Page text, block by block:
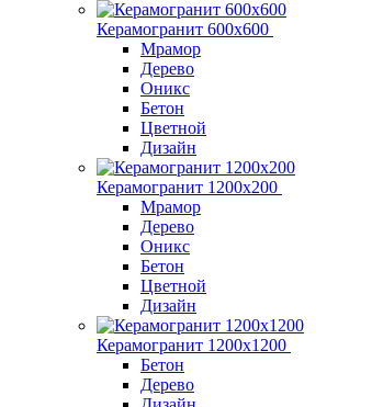
Керамогранит 600х600
Мрамор
Дерево
Оникс
Бетон
Цветной
Дизайн
Керамогранит 1200x200
Мрамор
Дерево
Оникс
Бетон
Цветной
Дизайн
Керамогранит 1200x1200
Бетон
Дерево